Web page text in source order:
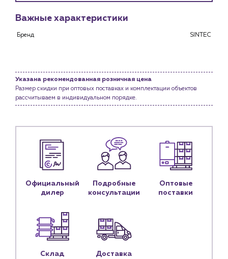
История компании
Доставка
Портфолио
Личный кабинет
Контактные данные
Наши партнёры
Чат-бот
Важные характеристики
Бренд SINTEC
Указана рекомендованная розничная цена
Размер скидки при оптовых поставках и комплектации объектов
рассчитываем в индивидуальном порядке.
Официальный
дилер
Подробные
консультации
Оптовые
поставки
Склад
Доставка